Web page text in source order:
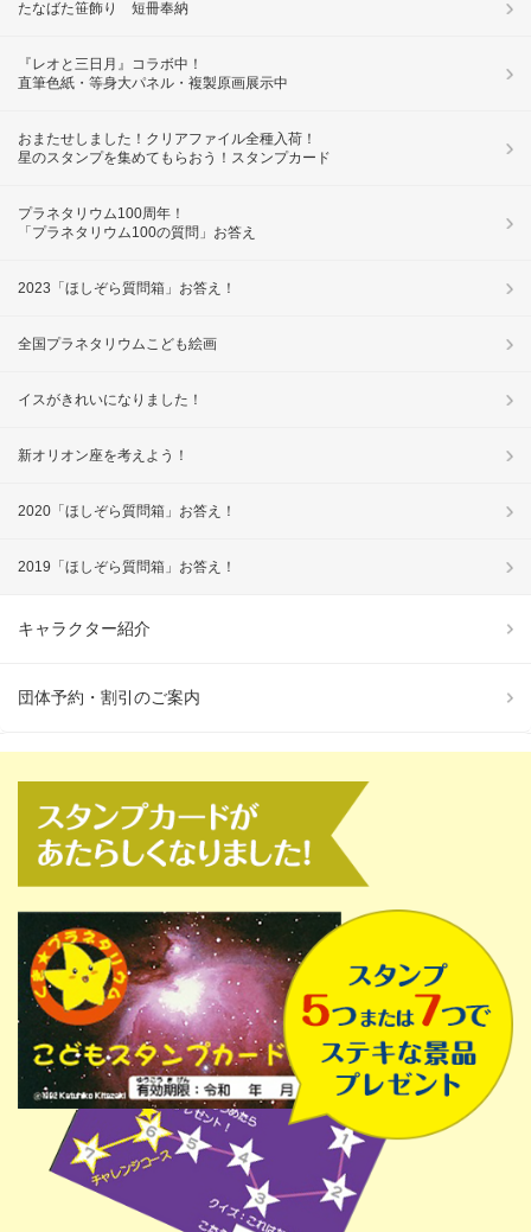
たなばた笹飾り 短冊奉納
『レオと三日月』コラボ中！
直筆色紙・等身大パネル・複製原画展示中
おまたせしました！クリアファイル全種入荷！
星のスタンプを集めてもらおう！スタンプカード
プラネタリウム100周年！
「プラネタリウム100の質問」お答え
2023「ほしぞら質問箱」お答え！
全国プラネタリウムこども絵画
イスがきれいになりました！
新オリオン座を考えよう！
2020「ほしぞら質問箱」お答え！
2019「ほしぞら質問箱」お答え！
キャラクター紹介
団体予約・割引のご案内